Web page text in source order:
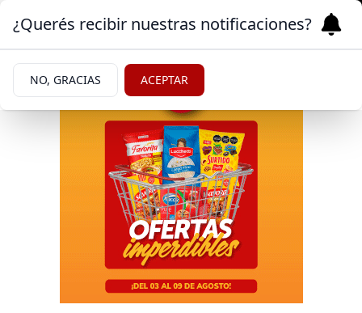
¿Querés recibir nuestras notificaciones?
NO, GRACIAS ACEPTAR